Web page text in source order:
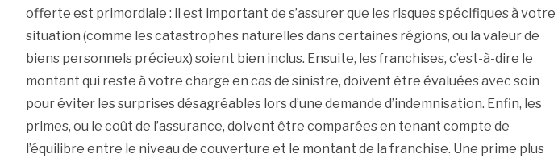
offerte est primordiale : il est important de s’assurer que les risques spécifiques à votre
situation (comme les catastrophes naturelles dans certaines régions, ou la valeur de
biens personnels précieux) soient bien inclus. Ensuite, les franchises, c’est-à-dire le
montant qui reste à votre charge en cas de sinistre, doivent être évaluées avec soin
pour éviter les surprises désagréables lors d’une demande d’indemnisation. Enfin, les
primes, ou le coût de l’assurance, doivent être comparées en tenant compte de
l’équilibre entre le niveau de couverture et le montant de la franchise. Une prime plus